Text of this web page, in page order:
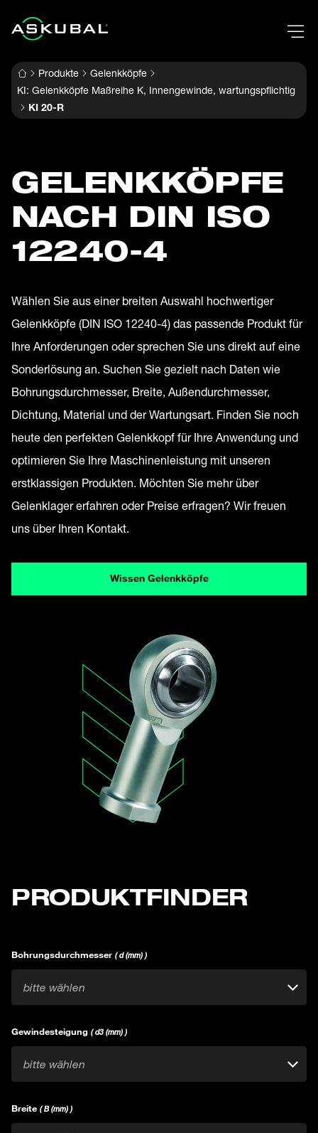
Produkte
Gelenkköpfe
KI: Gelenkköpfe Maßreihe K, Innengewinde, wartungspflichtig
KI 20-R
GELENK­KÖPFE
NACH DIN ISO
12240-4
Wählen Sie aus einer breiten Auswahl hochwertiger
Gelenkköpfe (DIN ISO 12240-4) das passende Produkt für
Ihre Anforderungen oder sprechen Sie uns direkt auf eine
Sonderlösung an. Suchen Sie gezielt nach Daten wie
Bohrungsdurchmesser, Breite, Außendurchmesser,
Dichtung, Material und der Wartungsart. Finden Sie noch
heute den perfekten Gelenkkopf für Ihre Anwendung und
optimieren Sie Ihre Maschinenleistung mit unseren
erstklassigen Produkten. Möchten Sie mehr über
Gelenklager erfahren oder Preise erfragen? Wir freuen
uns über Ihren Kontakt.
Wissen Gelenkköpfe
PRODUKTFINDER
Bohrungsdurchmesser ( d (mm) )
bitte wählen
Gewindesteigung ( d3 (mm) )
bitte wählen
Breite ( B (mm) )